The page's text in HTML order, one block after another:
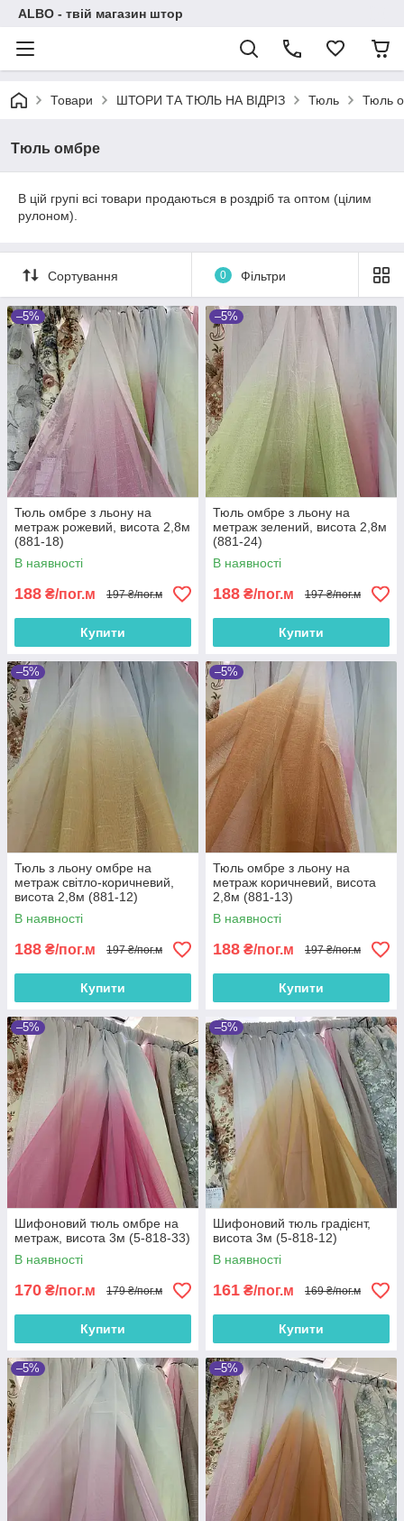
ALBO - твій магазин штор
Товари ШТОРИ ТА ТЮЛЬ НА ВІДРІЗ Тюль Тюль
Тюль омбре
В цій групі всі товари продаються в роздріб та оптом (цілим
рулоном).
Сортування 0 Фільтри
–5%
Тюль омбре з льону на
метраж рожевий, висота 2,8м
(881-18)
В наявності
188 ₴/пог.м 197 ₴/пог.м
Купити
–5%
Тюль омбре з льону на
метраж зелений, висота 2,8м
(881-24)
В наявності
188 ₴/пог.м 197 ₴/пог.м
Купити
–5%
Тюль з льону омбре на
метраж світло-коричневий,
висота 2,8м (881-12)
В наявності
188 ₴/пог.м 197 ₴/пог.м
Купити
–5%
Тюль омбре з льону на
метраж коричневий, висота
2,8м (881-13)
В наявності
188 ₴/пог.м 197 ₴/пог.м
Купити
–5%
Шифоновий тюль омбре на
метраж, висота 3м (5-818-33)
В наявності
170 ₴/пог.м 179 ₴/пог.м
Купити
–5%
Шифоновий тюль градієнт,
висота 3м (5-818-12)
В наявності
161 ₴/пог.м 169 ₴/пог.м
Купити
–5% –5%